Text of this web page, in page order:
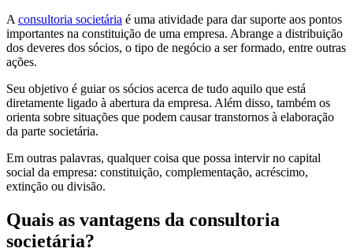
A consultoria societária é uma atividade para dar suporte aos pontos
importantes na constituição de uma empresa. Abrange a distribuição
dos deveres dos sócios, o tipo de negócio a ser formado, entre outras
ações.
Seu objetivo é guiar os sócios acerca de tudo aquilo que está
diretamente ligado à abertura da empresa. Além disso, também os
orienta sobre situações que podem causar transtornos à elaboração
da parte societária.
Em outras palavras, qualquer coisa que possa intervir no capital
social da empresa: constituição, complementação, acréscimo,
extinção ou divisão.
Quais as vantagens da consultoria
societária?